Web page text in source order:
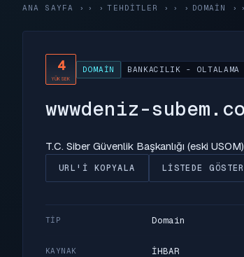
ANA SAYFA › TEHDITLER › DOMAIN ›
4
YÜKSEK
DOMAIN BANKACILIK - OLTALAMA
wwwdeniz-
T.C. Siber Güvenlik Başkanlığı (eski
URL'I KOPYALA LISTEDE
TIP Domain
KAYNAK İHBAR